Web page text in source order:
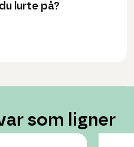
lurte på?
som ligner